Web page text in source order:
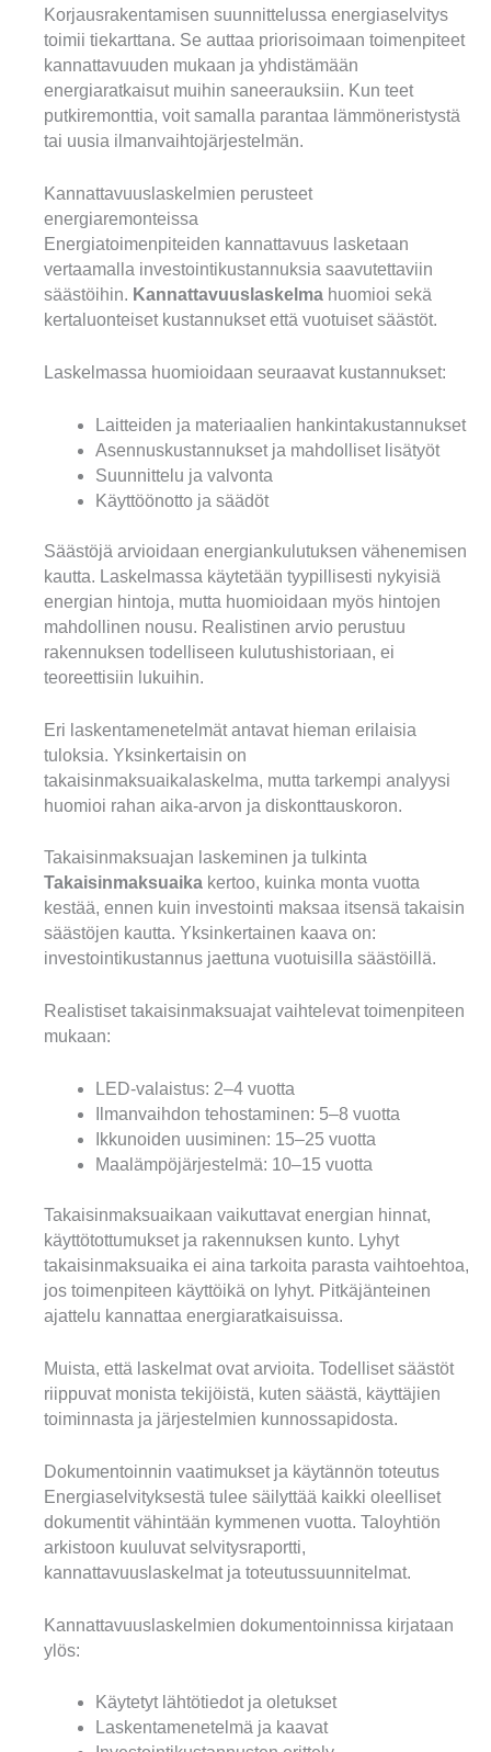
Korjausrakentamisen suunnittelussa energiaselvitys
toimii tiekarttana. Se auttaa priorisoimaan toimenpiteet
kannattavuuden mukaan ja yhdistämään
energiaratkaisut muihin saneerauksiin. Kun teet
putkiremonttia, voit samalla parantaa lämmöneristystä
tai uusia ilmanvaihtojärjestelmän.
Kannattavuuslaskelmien perusteet
energiaremonteissa
Energiatoimenpiteiden kannattavuus lasketaan
vertaamalla investointikustannuksia saavutettaviin
säästöihin. Kannattavuuslaskelma huomioi sekä
kertaluonteiset kustannukset että vuotuiset säästöt.
Laskelmassa huomioidaan seuraavat kustannukset:
Laitteiden ja materiaalien hankintakustannukset
Asennuskustannukset ja mahdolliset lisätyöt
Suunnittelu ja valvonta
Käyttöönotto ja säädöt
Säästöjä arvioidaan energiankulutuksen vähenemisen
kautta. Laskelmassa käytetään tyypillisesti nykyisiä
energian hintoja, mutta huomioidaan myös hintojen
mahdollinen nousu. Realistinen arvio perustuu
rakennuksen todelliseen kulutushistoriaan, ei
teoreettisiin lukuihin.
Eri laskentamenetelmät antavat hieman erilaisia
tuloksia. Yksinkertaisin on
takaisinmaksuaikalaskelma, mutta tarkempi analyysi
huomioi rahan aika-arvon ja diskonttauskoron.
Takaisinmaksuajan laskeminen ja tulkinta
Takaisinmaksuaika kertoo, kuinka monta vuotta
kestää, ennen kuin investointi maksaa itsensä takaisin
säästöjen kautta. Yksinkertainen kaava on:
investointikustannus jaettuna vuotuisilla säästöillä.
Realistiset takaisinmaksuajat vaihtelevat toimenpiteen
mukaan:
LED-valaistus: 2–4 vuotta
Ilmanvaihdon tehostaminen: 5–8 vuotta
Ikkunoiden uusiminen: 15–25 vuotta
Maalämpöjärjestelmä: 10–15 vuotta
Takaisinmaksuaikaan vaikuttavat energian hinnat,
käyttötottumukset ja rakennuksen kunto. Lyhyt
takaisinmaksuaika ei aina tarkoita parasta vaihtoehtoa,
jos toimenpiteen käyttöikä on lyhyt. Pitkäjänteinen
ajattelu kannattaa energiaratkaisuissa.
Muista, että laskelmat ovat arvioita. Todelliset säästöt
riippuvat monista tekijöistä, kuten säästä, käyttäjien
toiminnasta ja järjestelmien kunnossapidosta.
Dokumentoinnin vaatimukset ja käytännön toteutus
Energiaselvityksestä tulee säilyttää kaikki oleelliset
dokumentit vähintään kymmenen vuotta. Taloyhtiön
arkistoon kuuluvat selvitysraportti,
kannattavuuslaskelmat ja toteutussuunnitelmat.
Kannattavuuslaskelmien dokumentoinnissa kirjataan
ylös:
Käytetyt lähtötiedot ja oletukset
Laskentamenetelmä ja kaavat